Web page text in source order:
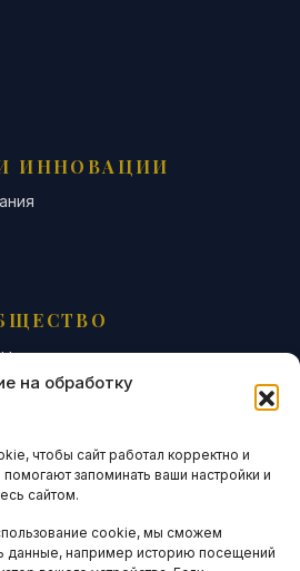
на обработку
чтобы сайт работал корректно и
запоминать ваши настройки и
сайтом.
cookie, мы сможем
данные, например историю посещений
ИННОВАЦИИ